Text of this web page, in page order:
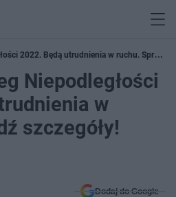
2022. Będą utrudnienia w ruchu. Sprawdź
Niepodległości
w
szczegóły!
Dodaj do Google